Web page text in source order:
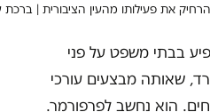
פעילותו מהעין הציבורית | ברכת שנה טובה
בבתי משפט על פני
שאותה מבצעים עורכי
הוא נחשב לפרפורמר.